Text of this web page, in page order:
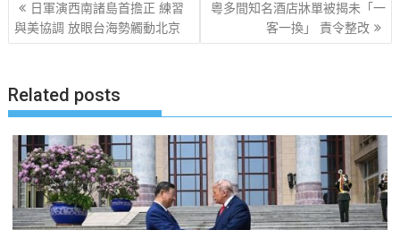
文
章
日軍演西南諸島首擔正 練習
與美協調 放眼台海勢觸動北京
粵多間知名酒店牀單被揭未「一
客一換」 責令整改
Related posts